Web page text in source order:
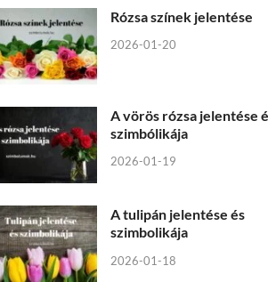
Rózsa színek jelentése
2026-01-20
A vörös rózsa jelentése
szimbólikája
2026-01-19
A tulipán jelentése és
szimbolikája
2026-01-18